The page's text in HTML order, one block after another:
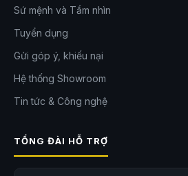
Sứ mệnh và Tầm nhìn
Tuyển dụng
Gửi góp ý, khiếu nại
Hệ thống Showroom
Tin tức & Công nghệ
TỔNG ĐÀI HỖ TRỢ